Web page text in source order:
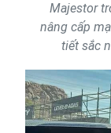
Majestor
nâng cấp
tiết sắc